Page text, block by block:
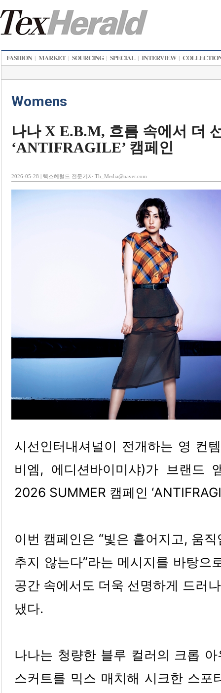
FASHION | MARKET | SOURCING | SPECIAL | INTERVIEW |
Womens
나나 X E.B.M, 흐름 속에서 더
‘ANTIFRAGILE’ 캠페인
2026-05-28 | 텍스헤럴드 전문기자 Th_Media@naver.com
시선인터내셔널이 전개하는 영 컨
비엠, 에디션바이미샤)가 브랜드
2026 SUMMER 캠페인
이번 캠페인은 “빛은 흩어지고, 움
추지 않는다”라는 메시지를 바탕
공간 속에서도 더욱 선명하게 드러
냈다.
나나는 청량한 블루 컬러의 크롭
스커트를 믹스 매치해 시크한 스포